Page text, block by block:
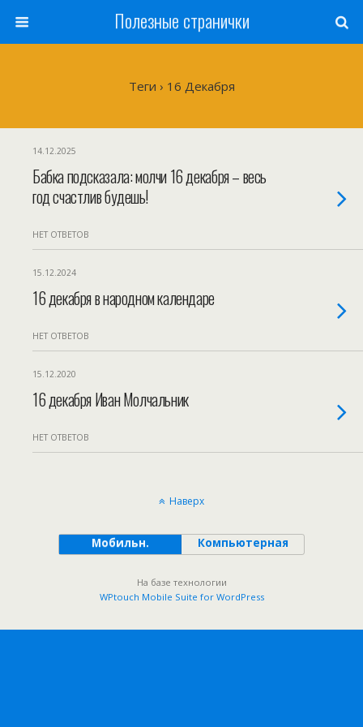
Полезные странички
Теги › 16 Декабря
14.12.2025
Бабка подсказала: молчи 16 декабря – весь
год счастлив будешь!
НЕТ ОТВЕТОВ
15.12.2024
16 декабря в народном календаре
НЕТ ОТВЕТОВ
15.12.2020
16 декабря Иван Молчальник
НЕТ ОТВЕТОВ
Наверх
Мобильн. Компьютерная
На базе технологии
WPtouch Mobile Suite for WordPress